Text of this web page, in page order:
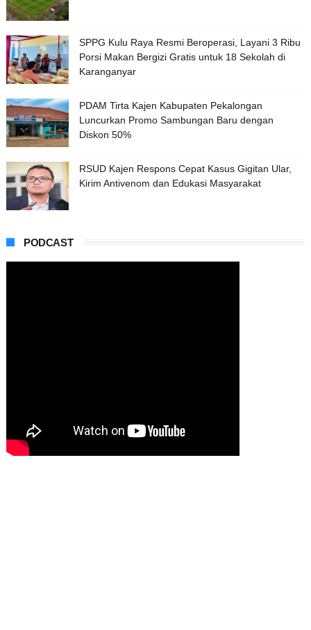
SPPG Kulu Raya Resmi Beroperasi, Layani 3 Ribu
Porsi Makan Bergizi Gratis untuk 18 Sekolah di
Karanganyar
PDAM Tirta Kajen Kabupaten Pekalongan
Luncurkan Promo Sambungan Baru dengan
Diskon 50%
RSUD Kajen Respons Cepat Kasus Gigitan Ular,
Kirim Antivenom dan Edukasi Masyarakat
PODCAST